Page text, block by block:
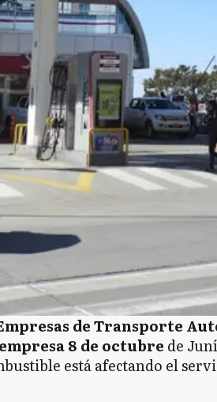
de Transporte
empresa 8 de octubre de
está afectando el